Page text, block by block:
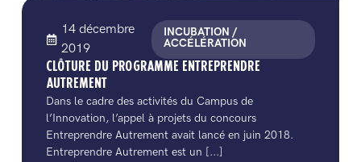
14 décembre
2019
INCUBATION /
ACCÉLÉRATION
CLÔTURE DU PROGRAMME ENTREPRENDRE
AUTREMENT
Dans le cadre des activités du Campus de
l’Innovation, l’appel à projets du concours
Entreprendre Autrement avait lancé en juin 2018.
Entreprendre Autrement est un [...]